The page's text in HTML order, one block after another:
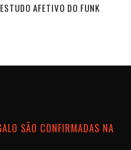
AFETIVO DO FUNK
SÃO CONFIRMADAS NA